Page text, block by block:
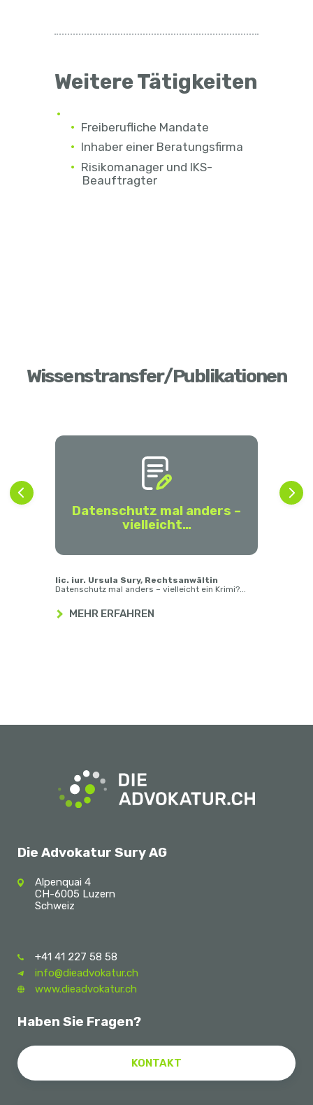
Weitere Tätigkeiten
Freiberufliche Mandate
Inhaber einer Beratungsfirma
Risikomanager und IKS-
Beauftragter
Wissenstransfer/Publikationen
Datenschutz mal anders –
vielleicht…
lic. iur. Ursula Sury, Rechtsanwältin
Datenschutz mal anders – vielleicht ein Krimi?...
MEHR ERFAHREN
Die Advokatur Sury AG
Alpenquai 4
CH-6005 Luzern
Schweiz
+41 41 227 58 58
info@dieadvokatur.ch
www.dieadvokatur.ch
Haben Sie Fragen?
KONTAKT